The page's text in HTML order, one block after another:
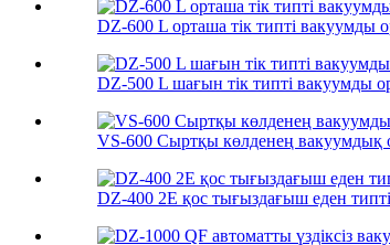
DZ-600 L орташа тік типті вакуумды
DZ-500 L шағын тік типті вакуумды
VS-600 Сыртқы көлденең вакуумдық
DZ-400 2E қос тығыздағыш еден